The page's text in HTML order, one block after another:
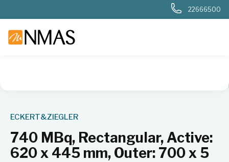
22666500
Nukleær, strålevern, beredskap,
ECKERT&ZIEGLER
740 MBq, Rectangular, Active:
620 x 445 mm, Outer: 700 x 5